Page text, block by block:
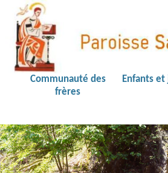
Communauté des
frères
Enfants et